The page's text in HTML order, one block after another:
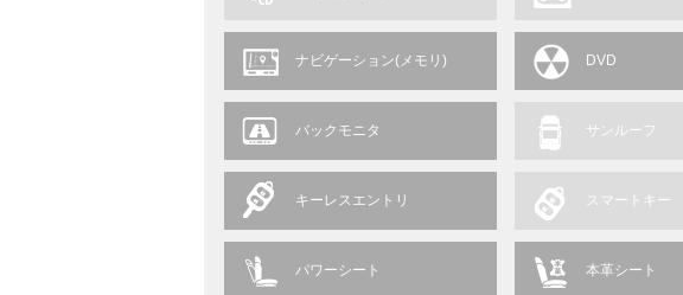
ナビゲーション(メモリ) DVD
バックモニタ サンルーフ
キーレスエントリ スマートキー
パワーシート 本革シート